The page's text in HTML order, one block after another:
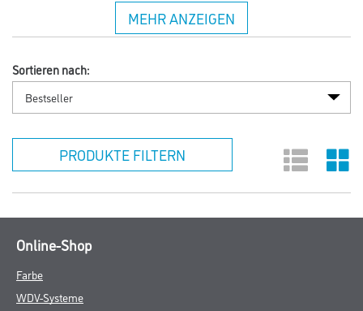
MEHR ANZEIGEN
Sortieren nach:
PRODUKTE FILTERN
Online-Shop
Farbe
WDV-Systeme